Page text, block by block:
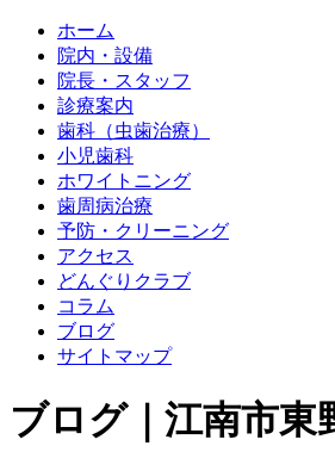
ホーム
院内・設備
院長・スタッフ
診療案内
歯科（虫歯治療）
小児歯科
ホワイトニング
歯周病治療
予防・クリーニング
アクセス
どんぐりクラブ
コラム
ブログ
サイトマップ
ブログ｜江南市東